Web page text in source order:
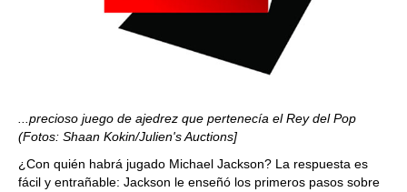
...precioso juego de ajedrez que pertenecía el Rey del Pop
(Fotos: Shaan Kokin/Julien's Auctions]
¿Con quién habrá jugado Michael Jackson? La respuesta es
fácil y entrañable: Jackson le enseñó los primeros pasos sobre